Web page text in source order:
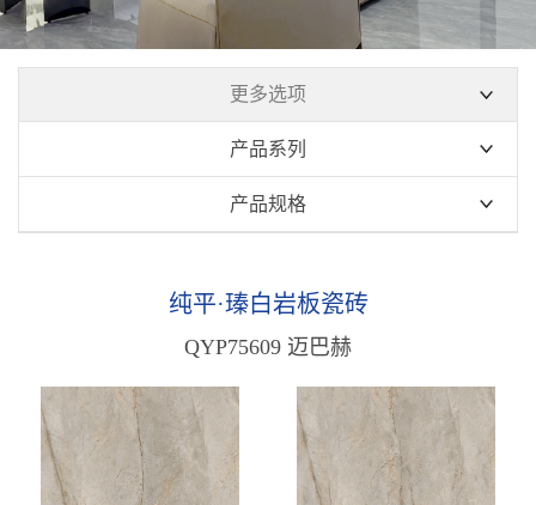
更多选项
产品系列
瑧白高透玉润石
原木质感砖
雅白·天鹅绒质感砖
中板瓷砖
产品规格
750x1500mm
800x800mm
纯平·瑧白岩板瓷砖
QYP75609 迈巴赫